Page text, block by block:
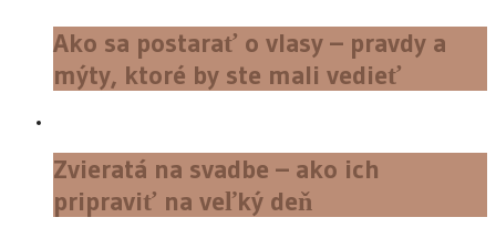
Ako sa postarať o vlasy – pravdy a
mýty, ktoré by ste mali vedieť
Zvieratá na svadbe – ako ich
pripraviť na veľký deň